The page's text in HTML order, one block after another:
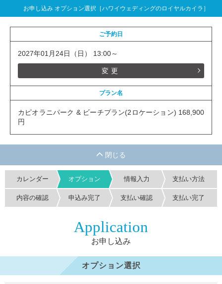
お申し込み オプション選択［ハワイウェディングのロイヤルカイラ］
ご予約日
2027年01月24日（日） 13:00～
変更
プラン名
カピオラニパーク & ビーチプラン(2ロケーション) 168,900
円
カレンダー オプション 情報入力 支払い方法
内容の確認 申込み完了 支払い確認 支払い完了
Application
お申し込み
オプション選択